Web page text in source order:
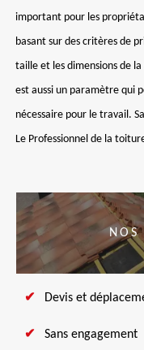
important pour les
basant sur des critères de
taille et les dimensions de
est aussi un paramètre qui
nécessaire pour le travail.
Le Professionnel de la
NOS
Devis et
Sans engagement